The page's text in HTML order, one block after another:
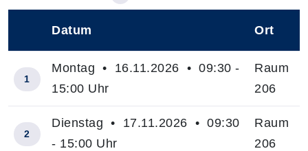
Datum Ort
1
Montag • 16.11.2026 • 09:30 -
15:00 Uhr
Raum
206
2
Dienstag • 17.11.2026 • 09:30
- 15:00 Uhr
Raum
206